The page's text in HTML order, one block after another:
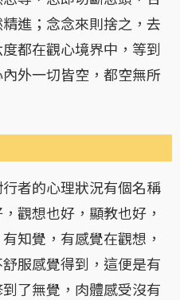
進；念念來則捨之，去
都在觀心境界中，等到
外一切皆空，都空無所
的心理狀況有個名稱
觀想也好，顯教也好，
知覺，有感覺在觀想，
服感覺得到，這便是有
了無覺，肉體感受沒有